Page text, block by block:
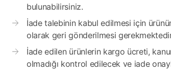
bulunabilirsiniz.
İade talebinin kabul edilmesi için
olarak geri gönderilmesi
İade edilen ürünlerin kargo ücreti,
olmadığı kontrol edilecek ve iade